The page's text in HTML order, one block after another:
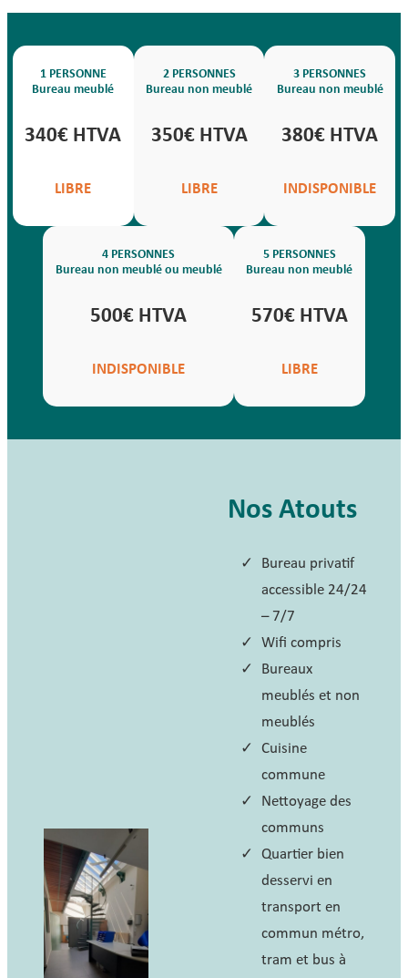
1 PERSONNE
Bureau meublé
340€ HTVA
LIBRE
2 PERSONNES
Bureau non meublé
350€ HTVA
LIBRE
3 PERSONNES
Bureau non meublé
380€ HTVA
INDISPONIBLE
4 PERSONNES
Bureau non meublé ou meublé
500€ HTVA
INDISPONIBLE
5 PERSONNES
Bureau non meublé
570€ HTVA
LIBRE
Nos Atouts
Bureau privatif
accessible 24/24
– 7/7
Wifi compris
Bureaux
meublés et non
meublés
Cuisine
commune
Nettoyage des
communs
Quartier bien
desservi en
transport en
commun métro,
tram et bus à